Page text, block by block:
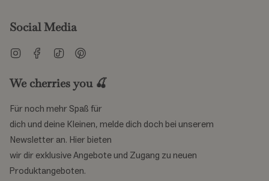
Der Alltag mit Baby ist voller kleiner Augenblicke. Unsere Baby-
Wir denken an Details, die den Unterschied machen.
Jedes Lätzchen hat verstellbare Druckknöpfe am Nacken. So
lässt sich das Lätzchen anpassen, wenn dein Baby wächst. Es
sitzt immer bequem und sicher, ohne zu eng oder zu locker zu
sein. Ein gut sitzendes Lätzchen bleibt an seinem Platz.
Einige unserer Lätzchen sind mit einer dünnen, wasserdichten
thermoplastischen Auskleidung versehen. Diese versteckte
Schicht bietet zusätzlichen Schutz. Sie nimmt Feuchtigkeit
Social Media
InstagramFacebook
TikTok
We cherries you 🍒
Für noch mehr Spaß für
dich und deine Kleinen, melde dich doch bei unserem
Newsletter an. Hier bieten
wir dir exklusive Angebote und Zugang zu neuen
Produktangeboten.